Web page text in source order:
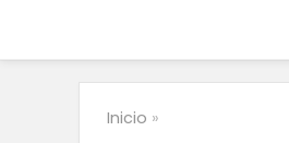
Inicio »